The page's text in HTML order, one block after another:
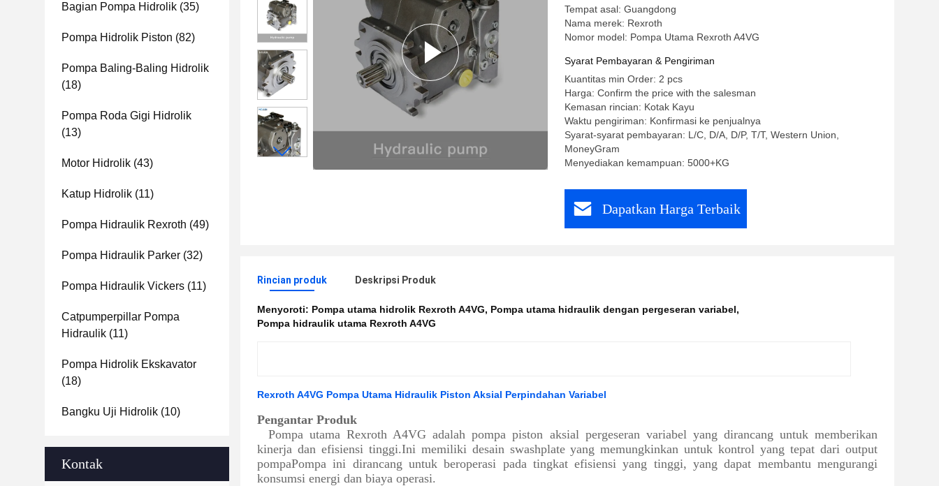
Bagian Pompa Hidrolik (35)
Pompa Hidrolik Piston (82)
Pompa Baling-Baling Hidrolik
(18)
Pompa Roda Gigi Hidrolik
(13)
Motor Hidrolik (43)
Katup Hidrolik (11)
Pompa Hidraulik Rexroth (49)
Pompa Hidraulik Parker (32)
Pompa Hidraulik Vickers (11)
Catpumperpillar Pompa
Hidraulik (11)
Pompa Hidrolik Ekskavator
(18)
Bangku Uji Hidrolik (10)
Kontak
Tempat asal: Guangdong
Nama merek: Rexroth
Nomor model: Pompa Utama Rexroth A4VG
Syarat Pembayaran & Pengiriman
Kuantitas min Order: 2 pcs
Harga: Confirm the price with the salesman
Kemasan rincian: Kotak Kayu
Waktu pengiriman: Konfirmasi ke penjualnya
Syarat-syarat pembayaran: L/C, D/A, D/P, T/T, Western Union,
MoneyGram
Menyediakan kemampuan: 5000+KG
Dapatkan Harga Terbaik
Rincian produk Deskripsi Produk
Menyoroti: Pompa utama hidrolik Rexroth A4VG, Pompa utama hidraulik dengan pergeseran variabel,
Pompa hidraulik utama Rexroth A4VG
Rexroth A4VG Pompa Utama Hidraulik Piston Aksial Perpindahan Variabel
Pengantar Produk
Pompa utama Rexroth A4VG adalah pompa piston aksial pergeseran variabel yang dirancang untuk memberikan
kinerja dan efisiensi tinggi.Ini memiliki desain swashplate yang memungkinkan untuk kontrol yang tepat dari output
pompaPompa ini dirancang untuk beroperasi pada tingkat efisiensi yang tinggi, yang dapat membantu mengurangi
konsumsi energi dan biaya operasi.